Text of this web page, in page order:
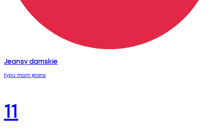
Jeansy damskie
typu mom jeans
11